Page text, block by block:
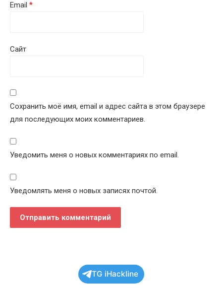
Email *
Сайт
Сохранить моё имя, email и адрес сайта в этом браузере
для последующих моих комментариев.
Уведомить меня о новых комментариях по email.
Уведомлять меня о новых записях почтой.
TG iHackline